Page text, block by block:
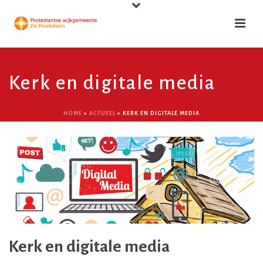
Kerk en digitale media
HOME » ACTUEEL » KERK EN DIGITALE MEDIA
Kerk en digitale media